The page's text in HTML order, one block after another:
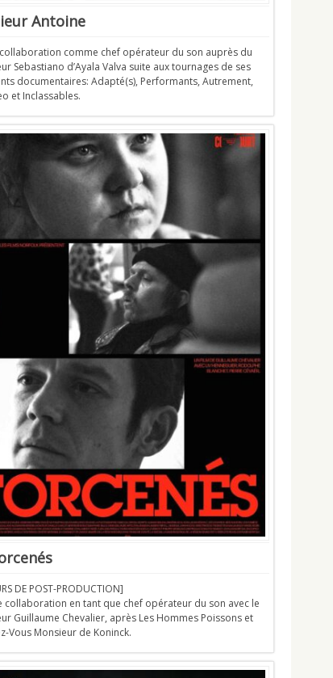
Antoine
comme chef opérateur du son auprès du
Sebastiano d’Ayala Valva suite aux tournages de ses
documentaires: Adapté(s), Performants, Autrement,
et Inclassables.
DE POST-PRODUCTION]
collaboration en tant que chef opérateur du son avec le
Guillaume Chevalier, après Les Hommes Poissons et
Vous Monsieur de Koninck.